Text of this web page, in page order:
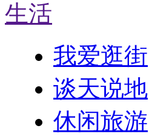
生活
我爱逛街
谈天说地
休闲旅游